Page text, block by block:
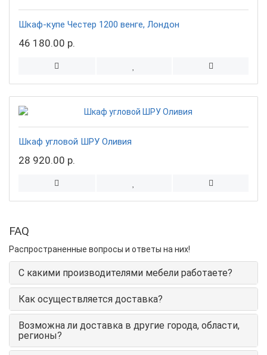
Шкаф-купе Честер 1200 венге, Лондон
46 180.00 р.
Шкаф угловой ШРУ Оливия
28 920.00 р.
FAQ
Распространенные вопросы и ответы на них!
С какими производителями мебели работаете?
Как осуществляется доставка?
Возможна ли доставка в другие города, области,
регионы?